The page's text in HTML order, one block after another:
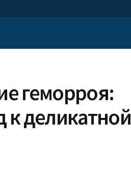
геморроя:
деликатной